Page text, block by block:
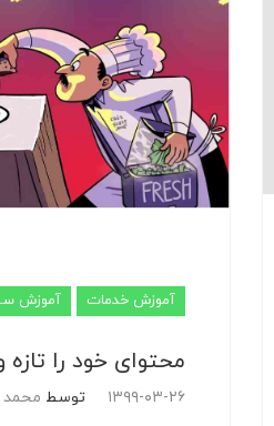
آموزش خدمات آموزش
محتوای خود را تازه
۱۳۹۹-۰۳-۲۶ توسط محمد